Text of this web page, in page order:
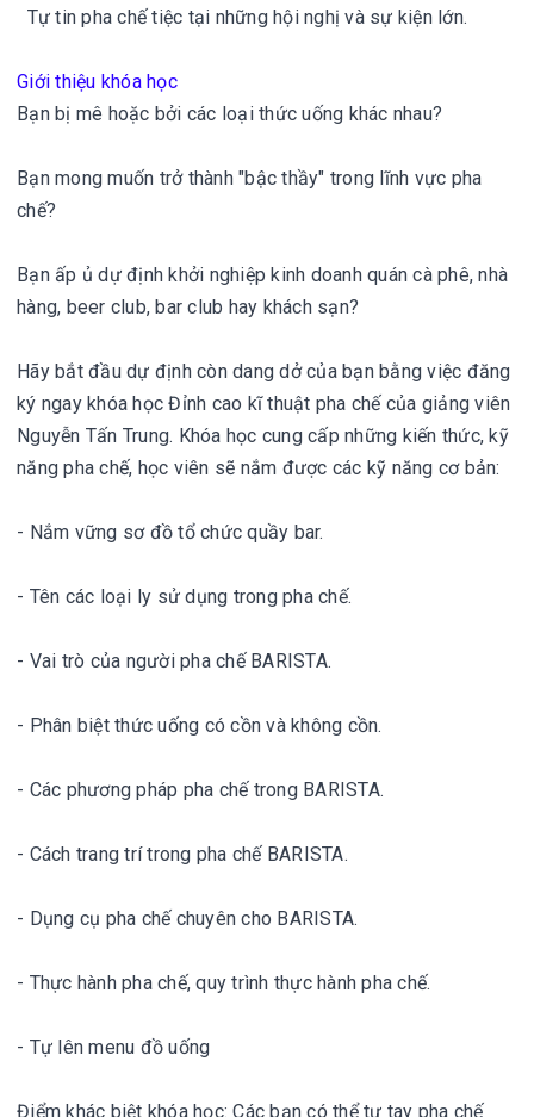
Tự tin pha chế tiệc tại những hội nghị và sự kiện lớn.
Giới thiệu khóa học
Bạn bị mê hoặc bởi các loại thức uống khác nhau?
Bạn mong muốn trở thành "bậc thầy" trong lĩnh vực pha
chế?
Bạn ấp ủ dự định khởi nghiệp kinh doanh quán cà phê, nhà
hàng, beer club, bar club hay khách sạn?
Hãy bắt đầu dự định còn dang dở của bạn bằng việc đăng
ký ngay khóa học Đỉnh cao kĩ thuật pha chế của giảng viên
Nguyễn Tấn Trung. Khóa học cung cấp những kiến thức, kỹ
năng pha chế, học viên sẽ nắm được các kỹ năng cơ bản:
- Nắm vững sơ đồ tổ chức quầy bar.
- Tên các loại ly sử dụng trong pha chế.
- Vai trò của người pha chế BARISTA.
- Phân biệt thức uống có cồn và không cồn.
- Các phương pháp pha chế trong BARISTA.
- Cách trang trí trong pha chế BARISTA.
- Dụng cụ pha chế chuyên cho BARISTA.
- Thực hành pha chế, quy trình thực hành pha chế.
- Tự lên menu đồ uống
Điểm khác biệt khóa học: Các bạn có thể tự tay pha chế